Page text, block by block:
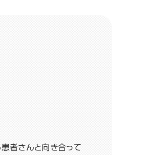
者さんと向き合って